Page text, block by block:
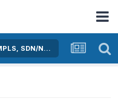
Активное оборудование Ethernet, IP, MPLS, SDN/NFV...